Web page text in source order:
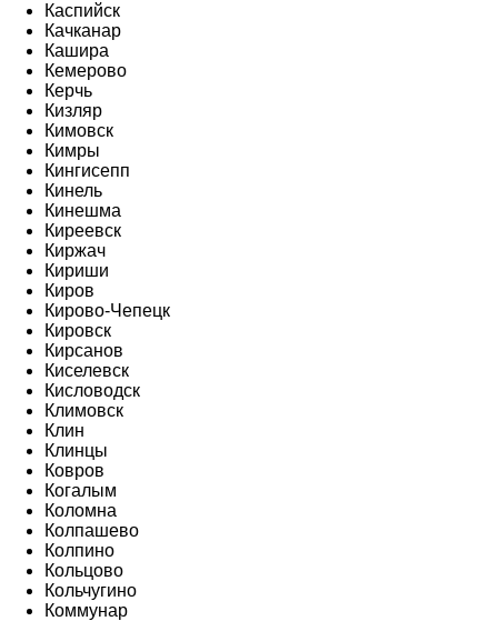
Каспийск
Качканар
Кашира
Кемерово
Керчь
Кизляр
Кимовск
Кимры
Кингисепп
Кинель
Кинешма
Киреевск
Киржач
Кириши
Киров
Кирово-Чепецк
Кировск
Кирсанов
Киселевск
Кисловодск
Климовск
Клин
Клинцы
Ковров
Когалым
Коломна
Колпашево
Колпино
Кольцово
Кольчугино
Коммунар